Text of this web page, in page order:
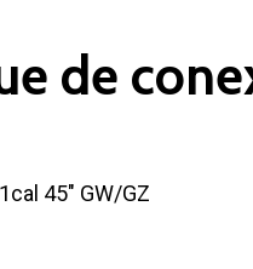
de
45″ GW/GZ